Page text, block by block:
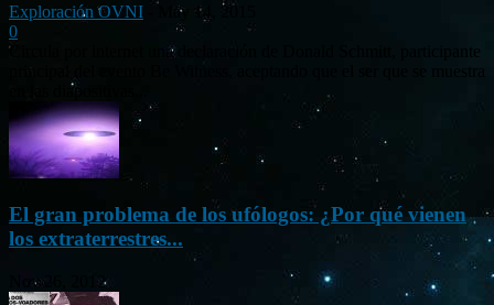
Exploración OVNI
May 14, 2015
0
Circula por internet una declaración de Donald Schmitt, participante
en las diapositivas...
El gran problema de los ufólogos: ¿Por qué vienen
los extraterrestres...
Nov 26, 2012